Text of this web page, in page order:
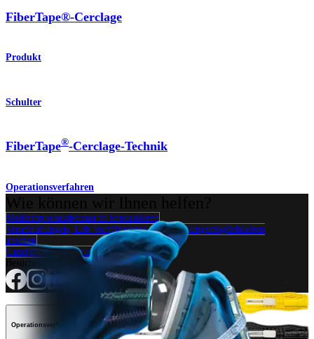
FiberTape®-Cerclage
Produkt
Schulter
FiberTape®-Cerclage-Technik
Operationsverfahren
Medizinproduktberater:in kontaktieren
Veranstaltungen, Lab-Vorführungen und Schulungsmöglichkeiten
ansehen
Unseren Newsletter abonnieren
Operationsverfahren